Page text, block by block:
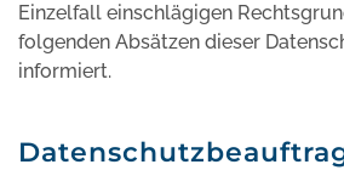
Einzelfall einschlägigen
folgenden Absätzen dieser
informiert.